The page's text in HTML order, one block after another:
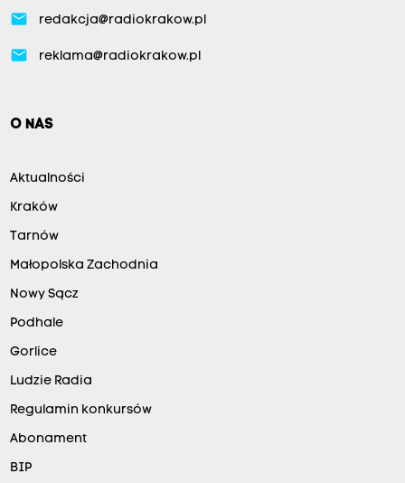
email redakcja@radiokrakow.pl
email reklama@radiokrakow.pl
O NAS
Aktualności
Kraków
Tarnów
Małopolska Zachodnia
Nowy Sącz
Podhale
Gorlice
Ludzie Radia
Regulamin konkursów
Abonament
BIP